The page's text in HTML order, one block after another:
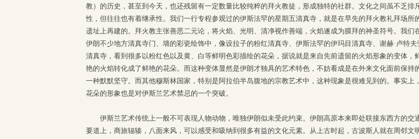
教）的历史，甚至到今天，也还残留有一定数量比较纯粹的拜火教徒，形成独特的社群。文化之间虽不乏排
性，但往往也有着继承性。我们一行专程参观过的伊斯法罕的星期五清真寺，就是在早先的拜火教礼拜场所
遗址上再建的。拜火教主张善恶二元论，将火焰、光明、清净视作善端，火焰遂成为膜拜的神圣符号。我们
伊朗不少地方清真寺门、墙的彩瓷绘饰中，像设拉子的粉红清真寺、伊斯法罕的伊玛目清真寺、谢赫·卢特夫
清真寺，看到很多以粉红色以及黄、白等鲜明色彩描绘的花朵，据说就是来自先前遗留的火焰形象的变体，
艳的火焰转化成了鲜艳的花朵。而这种变体显然是伊朗才独具的艺术特色，不妨看成是在外来文化面前保持
一种默默坚守。而其他穆斯林国家，特别是阿拉伯半岛腹地的宗教艺术中，这种现象是很难见到的。事实上，
花朵的形象也是对伊斯兰艺术禁忌的一个突破。
伊斯兰艺术传统上一般不可表现人物动物，唯独伊朗似未受此约束。伊朗高原本来即处联接东西方的交
要道上，商旅辐辏，八面来风，可以感受和吸纳到很多有益的文化元素。从上古时起，古波斯人就在周邻文